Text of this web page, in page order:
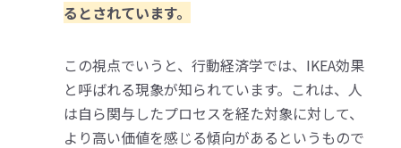
るとされています。
この視点でいうと、行動経済学では、IKEA効果
と呼ばれる現象が知られています。これは、人
は自ら関与したプロセスを経た対象に対して、
より高い価値を感じる傾向があるというもので